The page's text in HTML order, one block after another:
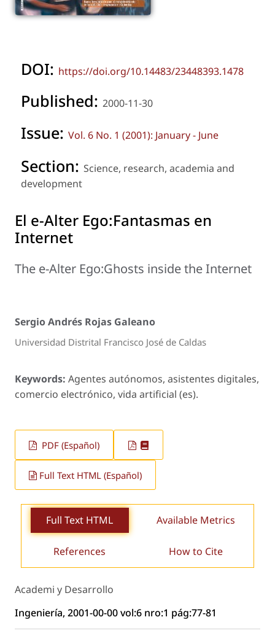
DOI: https://doi.org/10.14483/23448393.1478
Published: 2000-11-30
Issue: Vol. 6 No. 1 (2001): January - June
Section: Science, research, academia and
development
El e-Alter Ego:Fantasmas en
Internet
The e-Alter Ego:Ghosts inside the Internet
Sergio Andrés Rojas Galeano
Universidad Distrital Francisco José de Caldas
Keywords: Agentes autónomos, asistentes digitales,
comercio electrónico, vida artificial (es).
PDF (Español)
Full Text HTML (Español)
Full Text HTML Available Metrics
References How to Cite
Academi y Desarrollo
Ingeniería, 2001-00-00 vol:6 nro:1 pág:77-81